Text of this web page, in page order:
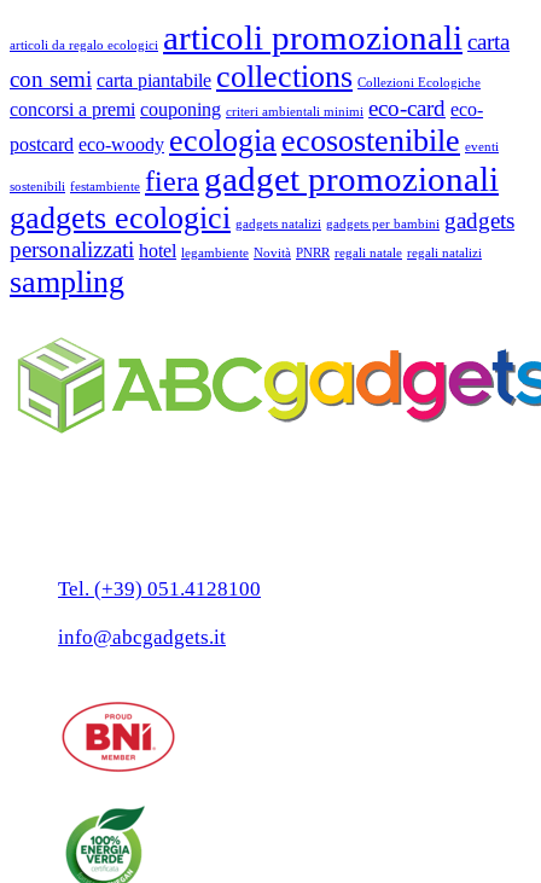
articoli da regalo ecologici articoli promozionali carta
con semi carta piantabile collections Collezioni Ecologiche
concorsi a premi couponing criteri ambientali minimi eco-card eco-
postcard eco-woody ecologia ecosostenibile eventi
sostenibili festambiente fiera gadget promozionali
gadgets ecologici gadgets natalizi gadgets per bambini gadgets
personalizzati hotel legambiente Novità PNRR regali natale regali natalizi
sampling
Tel. (+39) 051.4128100
info@abcgadgets.it